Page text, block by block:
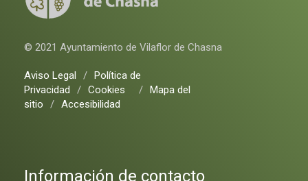
© 2021 Ayuntamiento de Vilaflor de Chasna
Aviso Legal / Política de
Privacidad
/ Cookies / Mapa del
sitio
/ Accesibilidad
Información de contacto